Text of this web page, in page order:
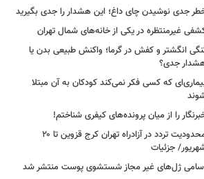
جدی نوشیدن چای داغ؛ این هشدار را جدی بگیرید
غیرمنتظره در یکی از خانه‌های شمال تهران
انگشتر و کفش در گرما؛ واکنش طبیعی بدن یا
جدی؟
که کسی فکر نمی‌کند کودکان به آن مبتلا
را از میان پرونده‌های کیفری شناختم!
محدودیت تردد در آزادراه تهران کرج قزوین تا ۲۰
جزئیات
ژل‌های غیر مجاز شستشوی پوست منتشر شد